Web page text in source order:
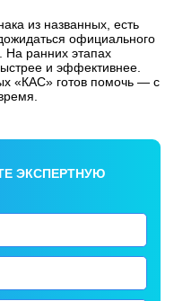
из названных, есть
официального
На ранних этапах
и эффективнее.
«КАС» готов помочь — с
ЭКСПЕРТНУЮ